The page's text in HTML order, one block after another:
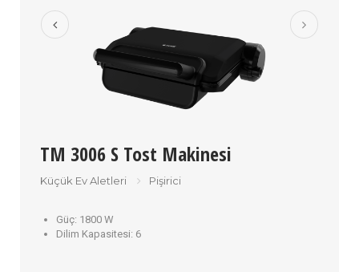
TM 3006 S Tost Makinesi
Küçük Ev Aletleri Pişirici
Güç: 1800 W
Dilim Kapasitesi: 6